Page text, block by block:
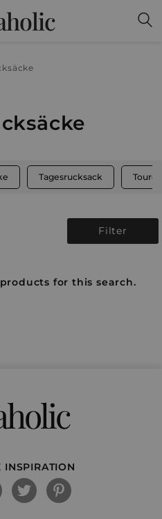
Tagesrucksack
Filter
for this search.
INSPIRATION